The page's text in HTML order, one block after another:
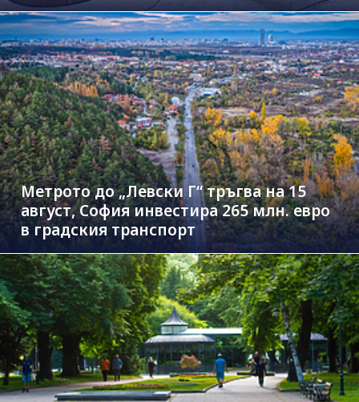
Метрото до „Левски Г“ тръгва на 15
август, София инвестира 265 млн. евро
в градския транспорт